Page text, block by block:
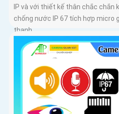
IP và với thiết kế thân chắc chắn
chống nước IP 67 tích hợp micro
thanh